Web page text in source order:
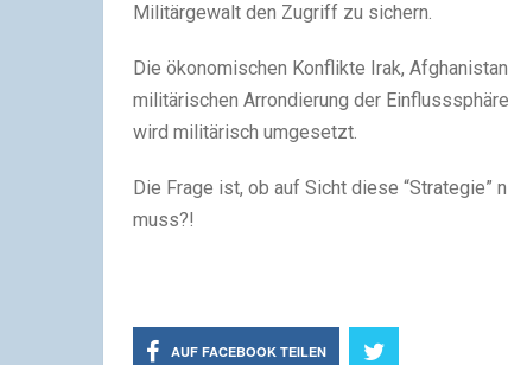
Militärgewalt den Zugriff zu sichern.
Die ökonomischen Konflikte Irak,
militärischen Arrondierung der
wird militärisch umgesetzt.
Die Frage ist, ob auf Sicht diese “Strategie”
muss?!
AUF FACEBOOK TEILEN